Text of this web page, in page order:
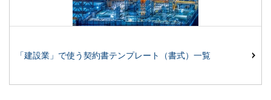
「建設業」で使う契約書テンプレート（書式）一覧